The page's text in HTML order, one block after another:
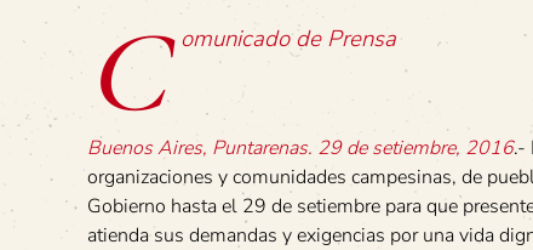
C omunicado de Prensa
Buenos Aires, Puntarenas. 29 de setiembre, 2016.-
organizaciones y comunidades campesinas, de
Gobierno hasta el 29 de setiembre para que
atienda sus demandas y exigencias por una vida